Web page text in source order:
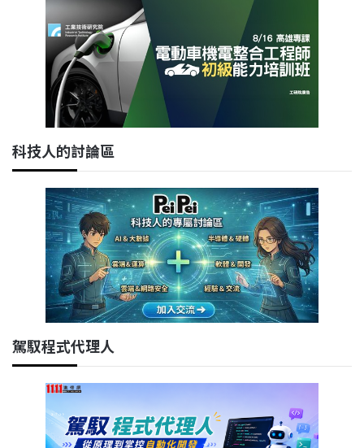
科技人的討論區
駕馭程式代理人